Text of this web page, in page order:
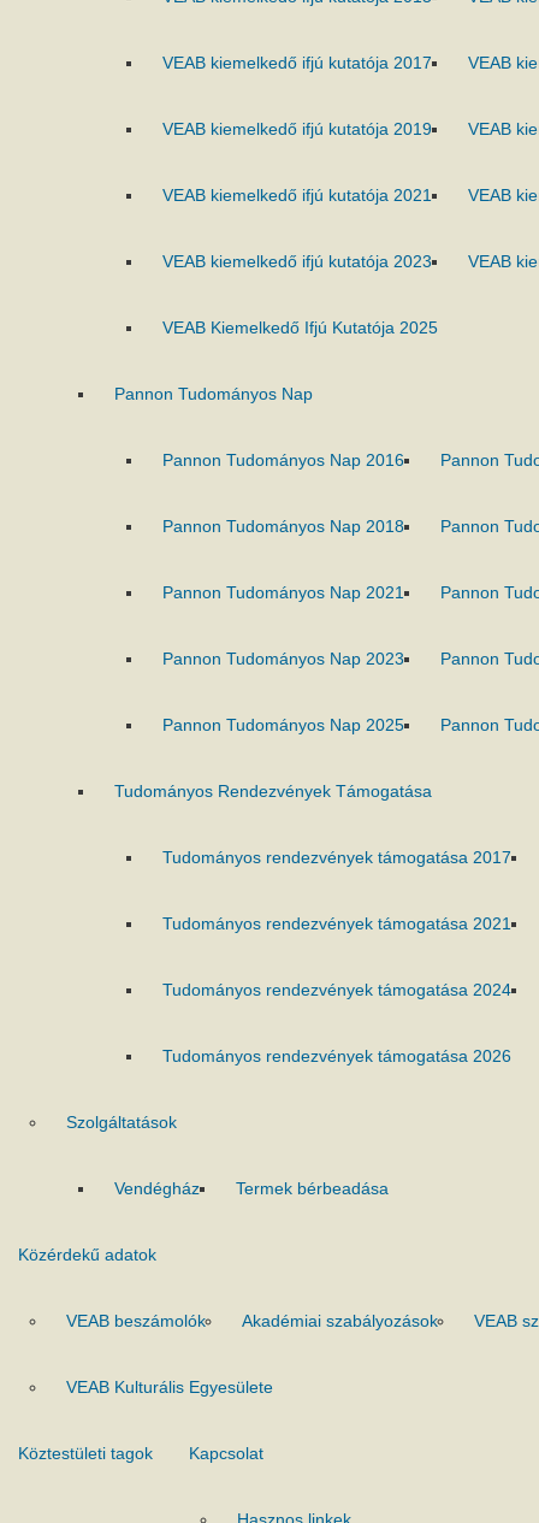
VEAB kiemelkedő ifjú kutatója 2017 VEAB
VEAB kiemelkedő ifjú kutatója 2019 VEAB
VEAB kiemelkedő ifjú kutatója 2021 VEAB
VEAB kiemelkedő ifjú kutatója 2023 VEAB
VEAB Kiemelkedő Ifjú Kutatója 2025
Pannon Tudományos Nap
Pannon Tudományos Nap 2016 Pannon
Pannon Tudományos Nap 2018 Pannon
Pannon Tudományos Nap 2021 Pannon
Pannon Tudományos Nap 2023 Pannon
Pannon Tudományos Nap 2025 Pannon
Tudományos Rendezvények Támogatása
Tudományos rendezvények támogatása 2017
Tudományos rendezvények támogatása 2021
Tudományos rendezvények támogatása 2024
Tudományos rendezvények támogatása 2026
Szolgáltatások
Vendégház Termek bérbeadása
Közérdekű adatok
VEAB beszámolók Akadémiai szabályozások VEAB
VEAB Kulturális Egyesülete
Köztestületi tagok Kapcsolat